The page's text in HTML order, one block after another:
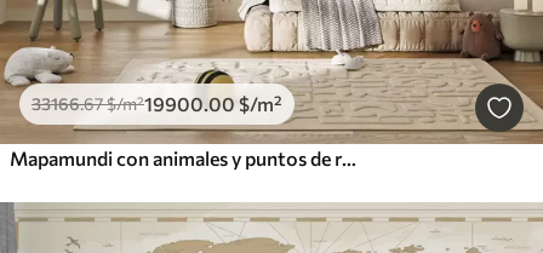
33166.67$/m²19900.00 $/m²
Mapamundi con animales y puntos de referencia